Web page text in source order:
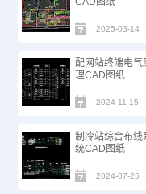
2025-03-14
配网站终端电气
理CAD图纸
2024-11-15
制冷站综合布线
统CAD图纸
2024-07-25